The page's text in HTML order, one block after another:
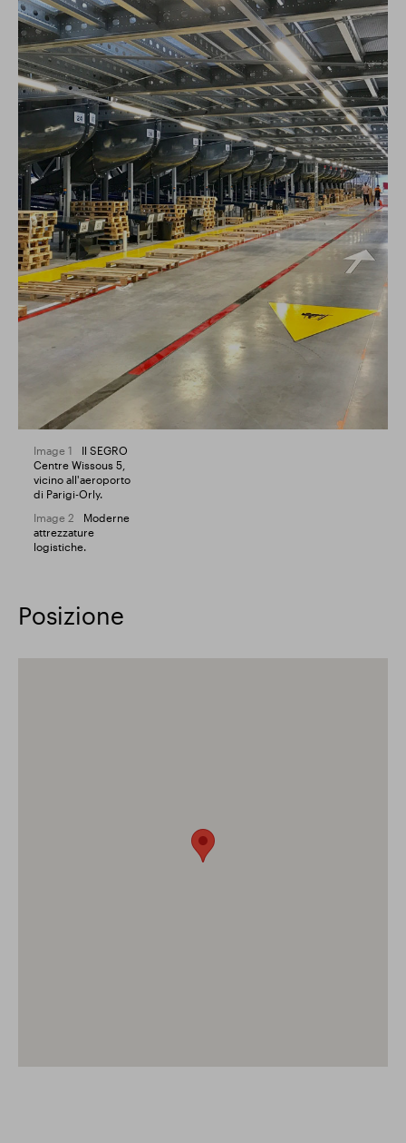
Image 1
Il SEGRO
Centre Wissous 5,
vicino all'aeroporto
di Parigi-Orly.
Image 2
Moderne
attrezzature
logistiche.
Posizione